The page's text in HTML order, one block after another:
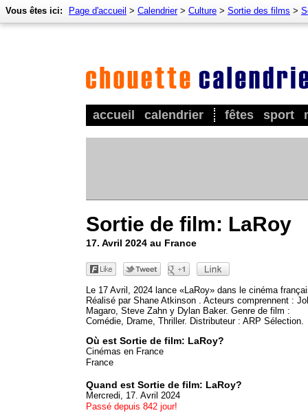
accueil calendrier fêtes sport
Vous êtes ici: Page d'accueil > Calendrier> Culture > Sortie des films >
Sortie de film: LaRoy
17. Avril 2024 au France
Le 17 Avril, 2024 lance «LaRoy» dans le cinéma
Réalisé par Shane Atkinson . Acteurs comprennent :
Magaro, Steve Zahn y Dylan Baker. Genre de film :
Comédie, Drame, Thriller. Distributeur : ARP Sélection.
Où est Sortie de film: LaRoy?
Cinémas en France
France
Quand est Sortie de film: LaRoy?
Mercredi, 17. Avril 2024
Passé depuis 842 jour!